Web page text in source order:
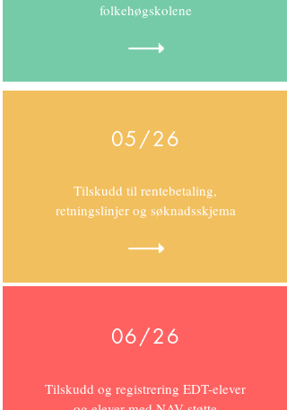
folkehøgskolene
05/26
Tilskudd til rentebetaling,
retningslinjer og søknadsskjema
06/26
Tilskudd og registrering EDT-elever